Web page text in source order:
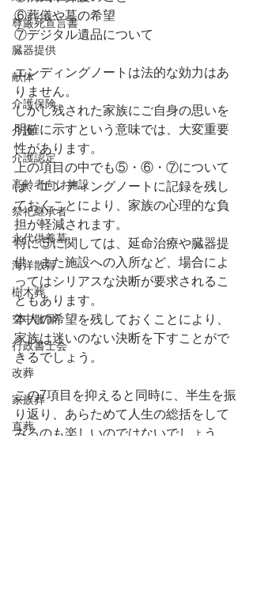
尊厳死宣言書
臓器提供
献体
介護保険
介護
介護認定
高齢者向け施設
祭祀継承者
永代供養墓
海洋散骨
樹木葬
空中散骨
行政書士会
改葬
家族葬
直葬
⑥葬儀や墓の希望
⑦デジタル遺品について
エンディングノートは法的な効力はあ
りません。
しかし残された家族にご自身の思いを
明確に示すという意味では、大変重要
性があります。
上の項目の中でも⑤・⑥・⑦について
は、エンディングノートに記録を残し
ておくことにより、家族の心理的な負
担が軽減されます。
特に⑤に関しては、延命治療や臓器提
供、また施設への入所など、場合によ
ってはシリアスな決断が要求されるこ
ともあります。
本人の希望を残しておくことにより、
家族は迷いのない決断を下すことがで
きるでしょう。
この7項目を抑えると同時に、半生を振
り返り、あらためて人生の総括をして
みるのも楽しいのではないでしょう